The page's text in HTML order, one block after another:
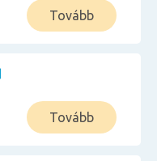
Tovább
Tovább